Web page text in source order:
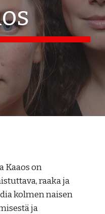
Kaaos on
raaka ja
kolmen naisen
ja